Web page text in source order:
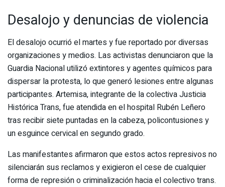
Desalojo y denuncias de violencia
El desalojo ocurrió el martes y fue reportado por diversas
organizaciones y medios. Las activistas denunciaron que la
Guardia Nacional utilizó extintores y agentes químicos para
dispersar la protesta, lo que generó lesiones entre algunas
participantes. Artemisa, integrante de la colectiva Justicia
Histórica Trans, fue atendida en el hospital Rubén Leñero
tras recibir siete puntadas en la cabeza, policontusiones y
un esguince cervical en segundo grado.
Las manifestantes afirmaron que estos actos represivos no
silenciarán sus reclamos y exigieron el cese de cualquier
forma de represión o criminalización hacia el colectivo trans.